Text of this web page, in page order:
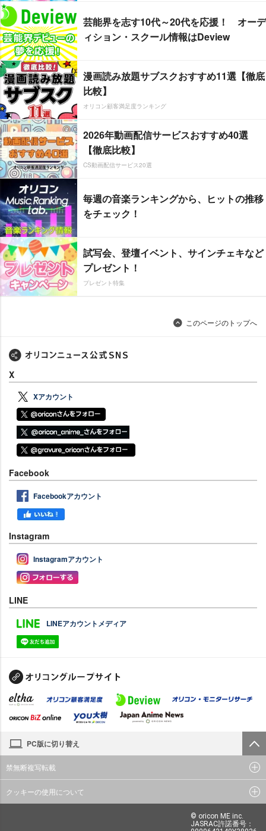
芸能界を志す10代～20代を応援！ オーデ
ィション・スクール情報はDeview
漫画読み放題サブスクおすすめ11選【徹底
比較】
オリコン顧客満足度ランキング
2026年動画配信サービスおすすめ40選
【徹底比較】
CS動画配信サービス20選
毎週の音楽ランキングから、ヒットの推移
をチェック！
試写会、登壇イベント、サインチェキなど
プレゼント！
プレゼント特集
このページのトップへ
X
Xアカウント
Facebook
Facebookアカウント
Instagram
Instagramアカウント
LINE
LINEアカウントメディア
PC版に切り替え
禁無断複写転載
クッキーの使用について
© oricon ME inc.
JASRAC許諾番号：